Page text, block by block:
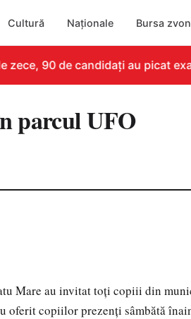
Cultură Naționale Bursa
90 de candidați au picat
parcul UFO
Mare au invitat toți copiii din
copiilor prezenți sâmbătă